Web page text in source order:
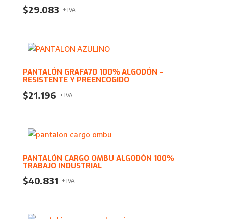
$29.083 + IVA
PANTALÓN GRAFA70 100% ALGODÓN –
RESISTENTE Y PREENCOGIDO
$21.196 + IVA
PANTALÓN CARGO OMBU ALGODÓN 100%
TRABAJO INDUSTRIAL
$40.831 + IVA